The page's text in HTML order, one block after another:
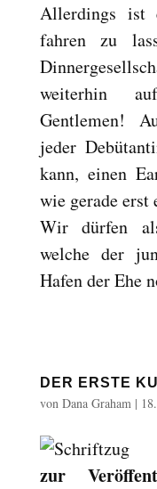
Allerdings ist
fahren zu
weiterhin
Gentlemen!
jeder
kann, einen
wie gerade
Wir dürfen
welche der
Hafen der Ehe
DER ERSTE
von Dana Graham|
zur